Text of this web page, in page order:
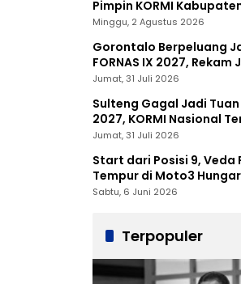
Pimpin KORMI
2030
Minggu, 2 Agustus 2026
Gorontalo Berpeluang
FORNAS IX 2027, Rekam
Nasional Jadi Modal
Jumat, 31 Juli 2026
Sulteng Gagal Jadi Tuan
2027, KORMI Nasional
Pencabutan
Jumat, 31 Juli 2026
Start dari Posisi 9, Veda
Tempur di Moto3
Sabtu, 6 Juni 2026
Terpopuler